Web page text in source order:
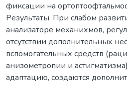
фиксации на
Результаты. При слабом
анализаторе механихмов,
отсутствии дополнительных
вспомогательных средств
анизометропии и
адаптацию, создаются